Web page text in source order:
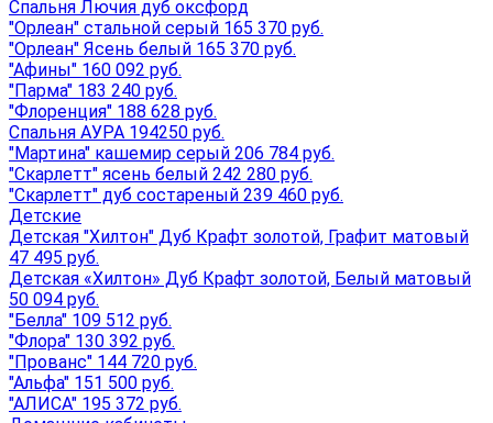
Спальня Лючия дуб оксфорд
"Орлеан" стальной серый 165 370 руб.
"Орлеан" Ясень белый 165 370 руб.
"Афины" 160 092 руб.
"Парма" 183 240 руб.
"Флоренция" 188 628 руб.
Спальня АУРА 194250 руб.
"Мартина" кашемир серый 206 784 руб.
"Скарлетт" ясень белый 242 280 руб.
"Скарлетт" дуб состареный 239 460 руб.
Детские
Детская "Хилтон" Дуб Крафт золотой, Графит матовый
47 495 руб.
Детская «Хилтон» Дуб Крафт золотой, Белый матовый
50 094 руб.
"Белла" 109 512 руб.
"Флора" 130 392 руб.
"Прованс" 144 720 руб.
"Альфа" 151 500 руб.
"АЛИСА" 195 372 руб.